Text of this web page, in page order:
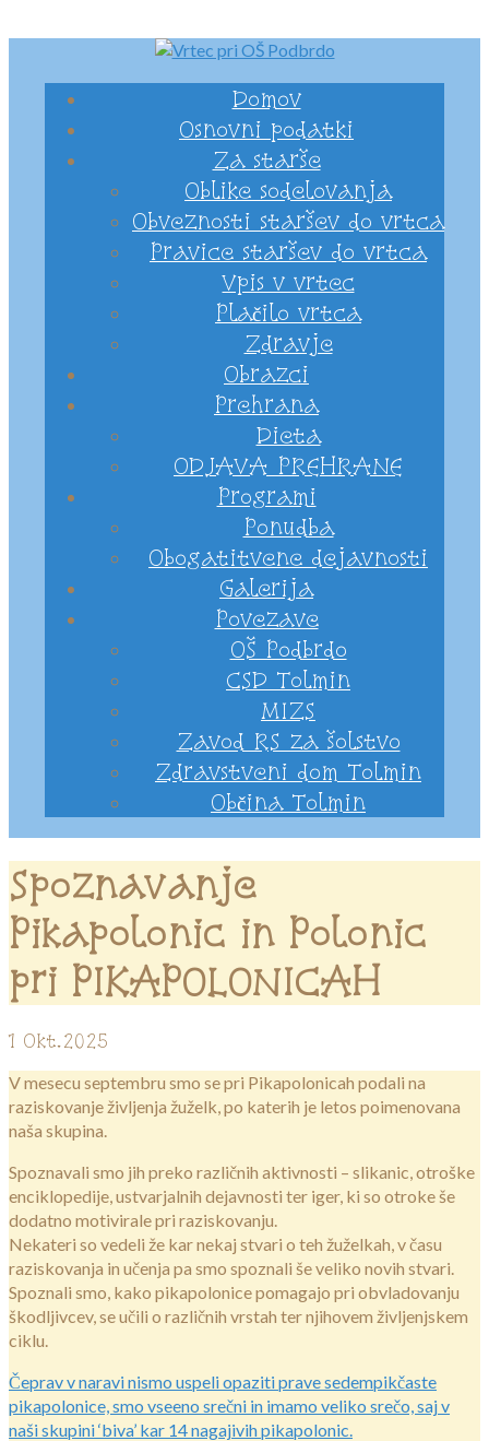
Domov
Osnovni podatki
Za starše
Oblike sodelovanja
Obveznosti staršev do vrtca
Pravice staršev do vrtca
Vpis v vrtec
Plačilo vrtca
Zdravje
Obrazci
Prehrana
Dieta
ODJAVA PREHRANE
Programi
Ponudba
Obogatitvene dejavnosti
Galerija
Povezave
OŠ Podbrdo
CSD Tolmin
MIZS
Zavod RS za šolstvo
Zdravstveni dom Tolmin
Občina Tolmin
Spoznavanje
Pikapolonic in Polonic
pri PIKAPOLONICAH
1 Okt.2025
V mesecu septembru smo se pri Pikapolonicah podali na
raziskovanje življenja žuželk, po katerih je letos poimenovana
naša skupina.
Spoznavali smo jih preko različnih aktivnosti – slikanic, otroške
enciklopedije, ustvarjalnih dejavnosti ter iger, ki so otroke še
dodatno motivirale pri raziskovanju.
Nekateri so vedeli že kar nekaj stvari o teh žuželkah, v času
raziskovanja in učenja pa smo spoznali še veliko novih stvari.
Spoznali smo, kako pikapolonice pomagajo pri obvladovanju
škodljivcev, se učili o različnih vrstah ter njihovem življenjskem
ciklu.
Čeprav v naravi nismo uspeli opaziti prave sedempikčaste
pikapolonice, smo vseeno srečni in imamo veliko srečo, saj v
naši skupini ‘biva’ kar 14 nagajivih pikapolonic.